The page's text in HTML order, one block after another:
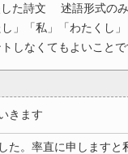
述語形式のみで書
」「私」「わたくし
しなくてもよいこと
を散らして
。率直に申しますと